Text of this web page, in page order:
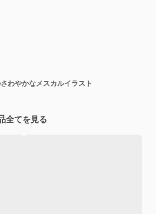
わやかなメスカルイラスト
全てを見る